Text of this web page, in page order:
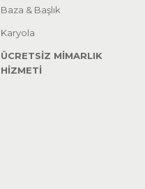
Baza & Başlık
Karyola
ÜCRETSİZ MİMARLIK
HİZMETİ